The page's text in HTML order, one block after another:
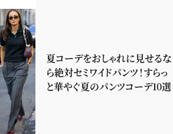
夏コーデをおしゃれに見せるな
ら絶対セミワイドパンツ！すらっ
と華やぐ夏のパンツコーデ10選